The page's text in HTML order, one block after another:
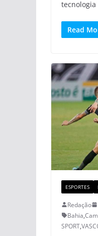
Read
ESPORTES
Redação
Bahia,
SPORT,